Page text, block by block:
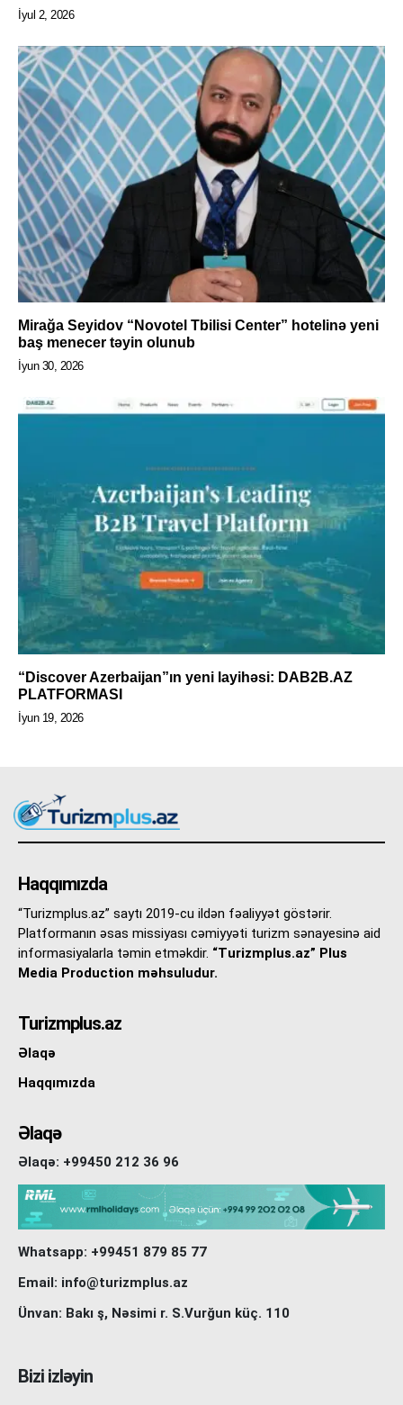
İyul 2, 2026
Mirağa Seyidov “Novotel Tbilisi Center” hotelinə yeni
baş menecer təyin olunub
İyun 30, 2026
“Discover Azerbaijan”ın yeni layihəsi: DAB2B.AZ
PLATFORMASI
İyun 19, 2026
Haqqımızda
“Turizmplus.az” saytı 2019-cu ildən fəaliyyət göstərir.
Platformanın əsas missiyası cəmiyyəti turizm sənayesinə aid
informasiyalarla təmin etməkdir. “Turizmplus.az” Plus
Media Production məhsuludur.
Turizmplus.az
Əlaqə
Haqqımızda
Əlaqə
Əlaqə: +99450 212 36 96
Whatsapp: +99451 879 85 77
Email: info@turizmplus.az
Ünvan: Bakı ş, Nəsimi r. S.Vurğun küç. 110
Bizi izləyin